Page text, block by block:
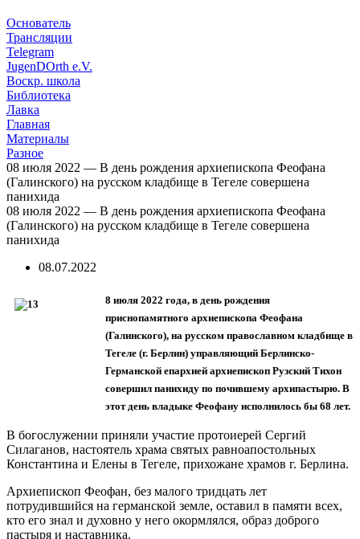
Основатель
Трансляции
Telegram
JugenDOrth e.V.
Воскр. школа
Библиотека
Лавка
Главная
Материалы
Разное
08 июля 2022 — В день рождения архиепископа Феофана
(Галинского) на русском кладбище в Тегеле совершена
панихида
08 июля 2022 — В день рождения архиепископа Феофана
(Галинского) на русском кладбище в Тегеле совершена
панихида
08.07.2022
8 июля 2022 года, в день рождения
приснопамятного архиепископа Феофана
(Галинского), на русском православном кладбище в
Тегеле (г. Берлин) управляющий Берлинско-
Германской епархией архиепископ Рузский Тихон
совершил панихиду по почившему архипастырю. В
этот день владыке Феофану исполнилось бы 68 лет.
В богослужении приняли участие протоиерей Сергий
Силаганов, настоятель храма святых равноапостольных
Константина и Елены в Тегеле, прихожане храмов г. Берлина.
Архиепископ Феофан, без малого тридцать лет
потрудившийся на германской земле, оставил в памяти всех,
кто его знал и духовно у него окормлялся, образ доброго
пастыря и наставника.